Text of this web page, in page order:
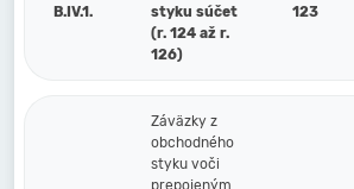
B.IV.1.
styku súčet
(r. 124 až r.
126)
123
Záväzky z
obchodného
styku voči
prepojeným